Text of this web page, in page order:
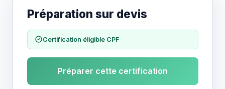
Préparation sur devis
Certification éligible CPF
Préparer cette certification